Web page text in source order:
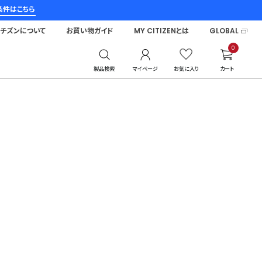
はこちら
製品検索 マイページ お気に入り
0
カート
ズンについて お買い物ガイド MY CITIZENとは GLOBAL